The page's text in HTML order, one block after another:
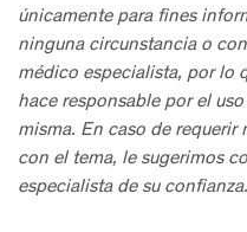
únicamente para fines
ninguna circunstancia o
médico especialista, por lo
hace responsable por el
misma. En caso de
con el tema, le sugerimos
especialista de su confianza.